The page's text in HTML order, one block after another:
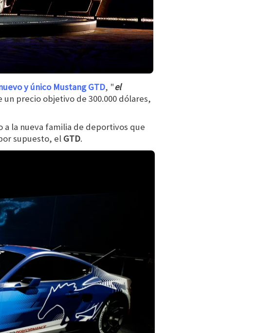
y único Mustang GTD, "el
un precio objetivo de 300.000 dólares,
la nueva familia de deportivos que
supuesto, el GTD.